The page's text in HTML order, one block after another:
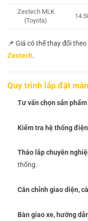
Zestech MLK
(Toyota)
📌 Giá có thể thay đổi
Zestech.
Quy trình lắp đặt
Tư vấn chọn sản
Kiểm tra hệ thống
Tháo lắp chuyên
thống.
Căn chỉnh giao diện,
Bàn giao xe, hướng